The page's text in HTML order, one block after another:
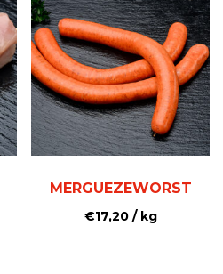
MERGUEZEWORST
€17,20/ kg